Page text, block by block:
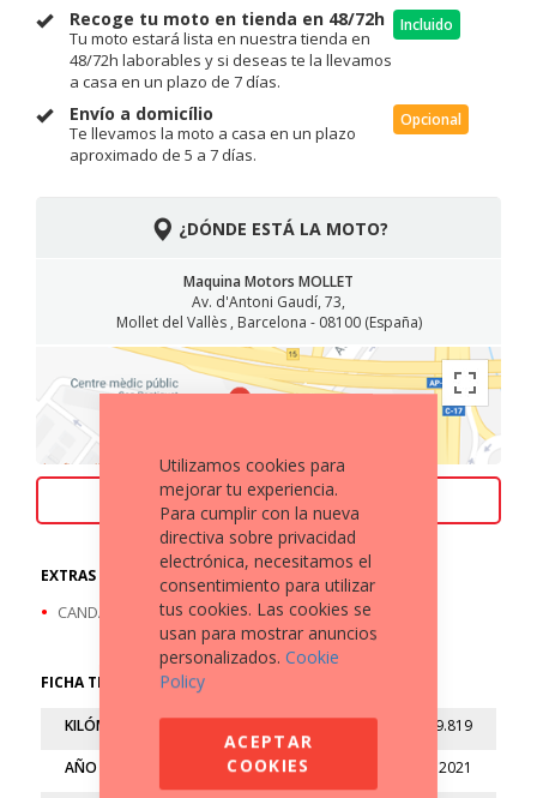
Recoge tu moto en tienda en 48/72h
Tu moto estará lista en nuestra tienda en
48/72h laborables y si deseas te la llevamos
a casa en un plazo de 7 días.
Incluido
Envío a domicílio
Te llevamos la moto a casa en un plazo
aproximado de 5 a 7 días.
Opcional
¿DÓNDE ESTÁ LA MOTO?
Maquina Motors MOLLET
Av. d'Antoni Gaudí, 73,
Mollet del Vallès , Barcelona - 08100 (España)
ACEPTAMOS TU MOTO COMO PARTE DE PAGO
EXTRAS A DESTACAR
CANDADO MANILLAR
FICHA TÉCNICA
KILÓMETROS 9.819
AÑO 2021
Utilizamos cookies para
mejorar tu experiencia.
Para cumplir con la nueva
directiva sobre privacidad
electrónica, necesitamos el
consentimiento para utilizar
tus cookies. Las cookies se
usan para mostrar anuncios
personalizados. Cookie
Policy
ACEPTAR
COOKIES